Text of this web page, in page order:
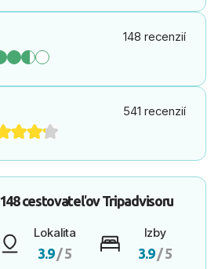
148 recenzií
541 recenzií
148 cestovateľovTripadvisoru
Lokalita
3.9/ 5
Izby
3.9/ 5